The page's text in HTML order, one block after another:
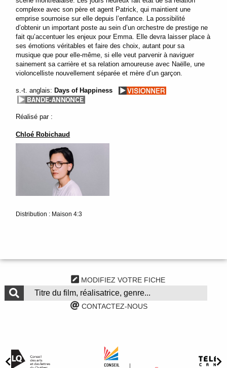
complexe avec son père et agent Patrick, qui maintient une
emprise sournoise sur elle depuis l’enfance. La possibilité
d’obtenir un important poste au sein d’un orchestre de prestige ne
fait qu’accentuer les enjeux pour Emma. Elle devra laisser place à
ses émotions véritables et faire des choix, autant pour sa
musique que pour elle-même, si elle veut parvenir à naviguer
sainement sa carrière et sa relation amoureuse avec Naëlle, une
violoncelliste nouvellement séparée et mère d’un garçon.
s.-t. anglais: Days of Happiness
Réalisé par :
Chloé Robichaud
Distribution : Maison 4:3
MODIFIEZ VOTRE FICHE
CONTACTEZ-NOUS